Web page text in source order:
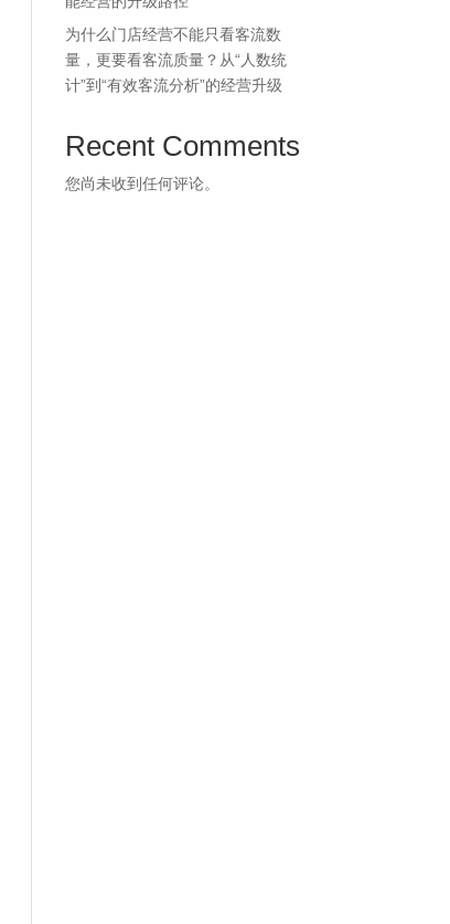
为什么门店经营不能只看客流数
量，更要看客流质量？从“人数统
计”到“有效客流分析”的经营升级
Recent Comments
您尚未收到任何评论。